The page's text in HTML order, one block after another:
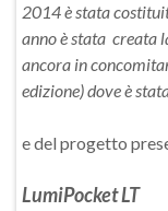
2014 è stata
anno è stata creata
ancora in
edizione) dove è
e del progetto
LumiPocket LT